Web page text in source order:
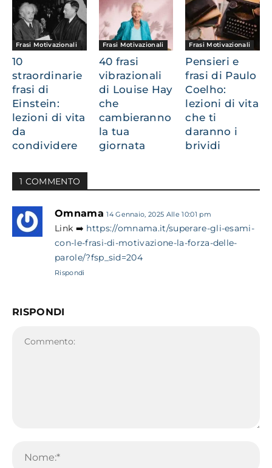
Frasi Motivazionali
10
straordinarie
frasi di
Einstein:
lezioni di vita
da
condividere
Frasi Motivazionali
40 frasi
vibrazionali
di Louise Hay
che
cambieranno
la tua
giornata
Frasi Motivazionali
Pensieri e
frasi di Paulo
Coelho:
lezioni di vita
che ti
daranno i
brividi
1 COMMENTO
Omnama 14 Gennaio, 2025 Alle 10:01 pm
Link ➡️ https://omnama.it/superare-gli-esami-
con-le-frasi-di-motivazione-la-forza-delle-
parole/?fsp_sid=204
Rispondi
RISPONDI